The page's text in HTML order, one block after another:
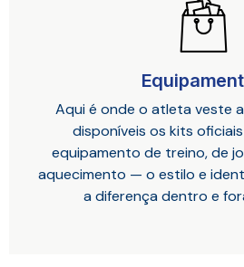
Aqui é onde o atleta veste
disponíveis os kits
equipamento de treino, de
aquecimento — o estilo e
a diferença dentro e